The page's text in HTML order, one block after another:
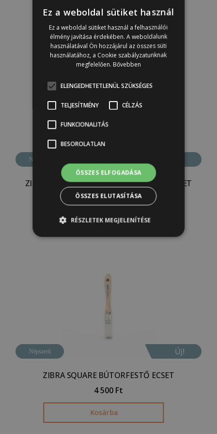
5 400 Ft
Kosárba
Népszerű
ZIBRA CHISELED WEDGE BÚTORFESTŐ ECSET
5 900Ft
Kosárba
Népszerű Új!
ZIBRA SQUARE BÚTORFESTŐ ECSET
4 500 Ft
Kosárba
Ez a weboldal sütiket használ
Ez a weboldal sütiket használ a felhasználói
élmény javítása érdekében. A weboldalunk
használatával Ön hozzájárul az összes süti
használatához, a Cookie szabályzatunknak
megfelelően. Bővebben
ELENGEDHETETLENÜL SZÜKSÉGES
TELJESÍTMÉNY CÉLZÁS
FUNKCIONALITÁS
BESOROLATLAN
ÖSSZES ELFOGADÁSA
ÖSSZES ELUTASÍTÁSA
RÉSZLETEK MEGJELENÍTÉSE